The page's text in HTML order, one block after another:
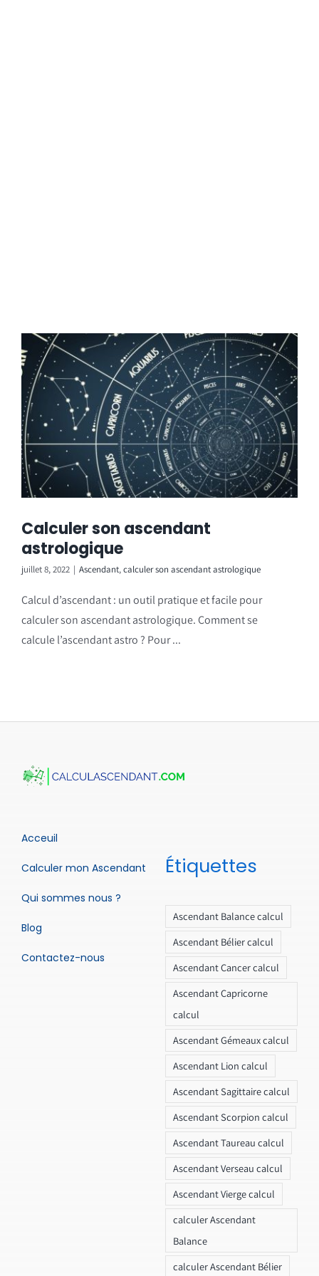
Calculer son ascendant
astrologique
juillet 8, 2022 | Ascendant,calculer son ascendant astrologique
Calcul d’ascendant : un outil pratique et facile pour
calculer son ascendant astrologique. Comment se
calcule l’ascendant astro ? Pour ...
Acceuil
Calculer mon Ascendant
Qui sommes nous ?
Blog
Contactez-nous
Étiquettes
Ascendant Balance calcul
Ascendant Bélier calcul
Ascendant Cancer calcul
Ascendant Capricorne
calcul
Ascendant Gémeaux calcul
Ascendant Lion calcul
Ascendant Sagittaire calcul
Ascendant Scorpion calcul
Ascendant Taureau calcul
Ascendant Verseau calcul
Ascendant Vierge calcul
calculer Ascendant
Balance
calculer Ascendant Bélier